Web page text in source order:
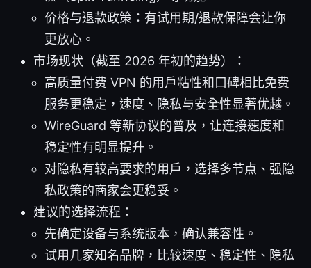
价格与退款政策：有试用期/退款保障会让你
更放心。
市场现状（截至 2026 年初的趋势）：
高质量付费 VPN 的用户粘性和口碑相比免费
服务更稳定，速度、隐私与安全性显著优越。
WireGuard 等新协议的普及，让连接速度和
稳定性有明显提升。
对隐私有较高要求的用户，选择多节点、强隐
私政策的商家会更稳妥。
建议的选择流程：
先确定设备与系统版本，确认兼容性。
试用几家知名品牌，比较速度、稳定性、隐私